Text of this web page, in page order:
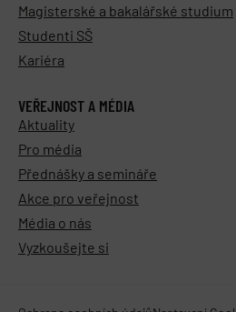
Magisterské a bakalářské studium
Studenti SŠ
Kariéra
VEŘEJNOST A MÉDIA
Aktuality
Pro média
Přednášky a semináře
Akce pro veřejnost
Média o nás
Vyzkoušejte si